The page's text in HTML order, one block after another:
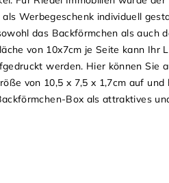
Werbegeschenk individuell
das Backförmchen als auch
von 10x7cm je Seite kann Ihr
werden. Hier können Sie
von 10,5 x 7,5 x 1,7cm auf
Box als attraktives